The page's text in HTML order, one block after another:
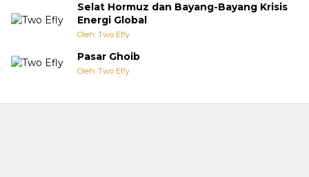
Selat Hormuz dan Bayang-Bayang Krisis
Energi Global
Oleh: Two Efly
Pasar Ghoib
Oleh: Two Efly